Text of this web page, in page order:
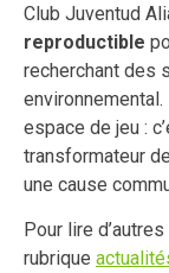
Club Juventud
reproductible
recherchant des
espace de jeu :
transformateur
une cause
Pour lire
rubrique